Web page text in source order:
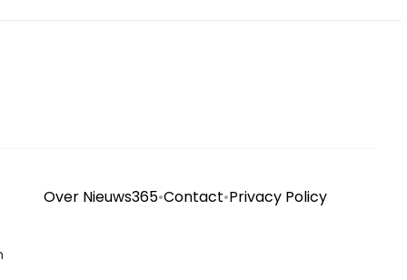
Over Nieuws365•Contact•Privacy Policy